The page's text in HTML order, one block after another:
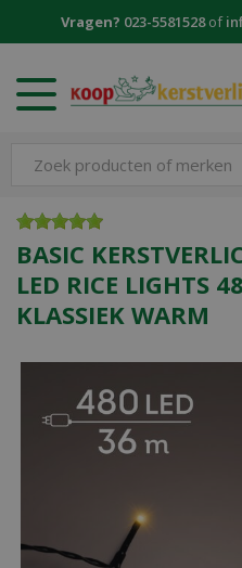
Vragen? 023-5581528of
BASIC
LED RICE LIGHTS
KLASSIEK WARM